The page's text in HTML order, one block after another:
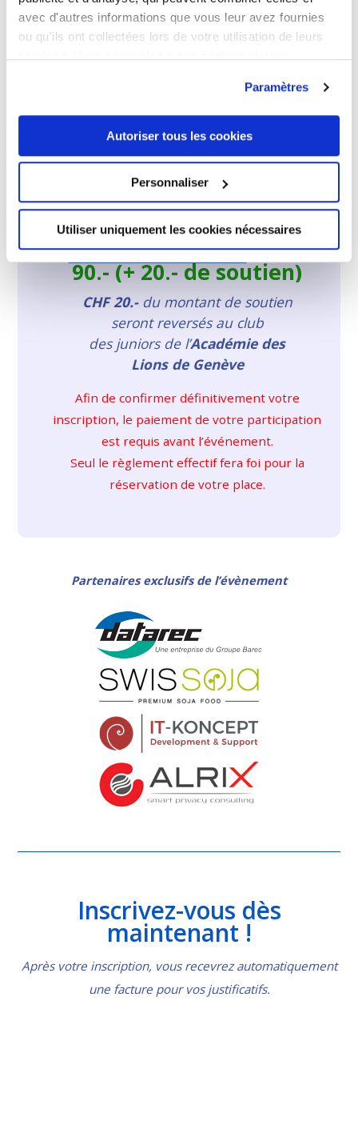
avec d'autres informations que vous leur avez fournies
ou qu'ils ont collectées lors de votre utilisation de leurs
Paramètres
Autoriser tous les cookies
Personnaliser
Utiliser uniquement les cookies nécessaires
Juniors des Lions de Genèveafin de
soutenir la formation des jeunes
Venez vivre un moment convivial de
réseautage !
Tarif de la soirée:CHF
90.- (+ 20.- de soutien)
CHF 20.-du montant de soutien
seront reversés au club
des juniors de l’Académie des
Lions de Genève
Afin de confirmer définitivement votre
inscription, le paiement de votre participation
est requis avant l’événement.
Seul le règlement effectif fera foi pour la
réservation de votre place.
Partenaires exclusifs de l’évènement
Inscrivez-vous dès
maintenant !
Après votre inscription, vous recevrez automatiquement
une facture pour vos justificatifs.